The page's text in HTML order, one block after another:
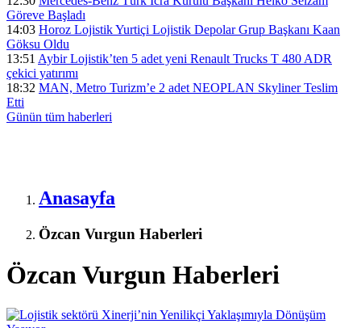
Göreve Başladı
14:03 Horoz Lojistik Yurtiçi Lojistik Depolar Grup Başkanı Kaan
Göksu Oldu
13:51 Aybir Lojistik’ten 5 adet yeni Renault Trucks T 480 ADR
çekici yatırımı
18:32 MAN, Metro Turizm’e 2 adet NEOPLAN Skyliner Teslim
Etti
Günün tüm haberleri
Anasayfa
Özcan Vurgun Haberleri
Özcan Vurgun Haberleri